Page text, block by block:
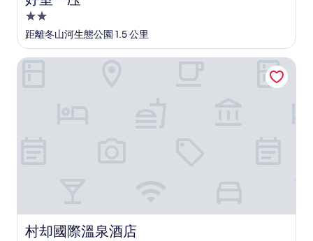
2.0
星
級
住
距離冬山河生態公園 1.5 公里
村却國際溫泉酒店
村却國際溫泉酒店
村却國際溫泉酒店